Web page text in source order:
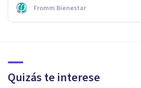
Fromm Bienestar
Quizás te interese